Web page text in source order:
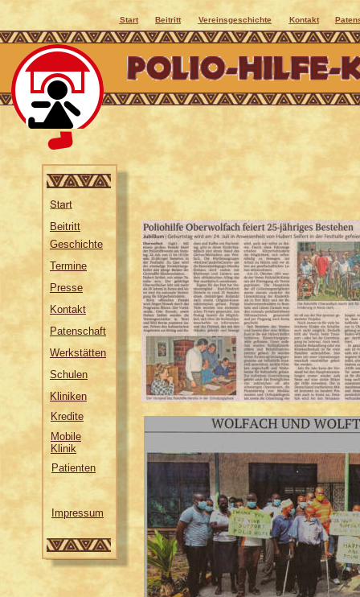
Start Beitritt Vereinsgeschichte Kontakt
Beitritt
Geschichte
Termine
Presse
Kontakt
Patenschaft
Werkstätten
Schulen
Kliniken
Kredite
Impressum
Mobile
Klinik
Patienten